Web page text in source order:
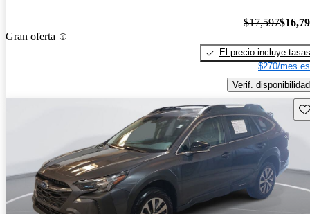
Gran oferta
$17,597
El precio incluye tasas
$270/mes
Verif. disponibilidad